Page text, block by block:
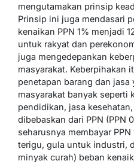
mengutamakan prinsip
Prinsip ini juga mendasari
kenaikan PPN 1% menjadi
untuk rakyat dan
juga mengedepankan
masyarakat. Keberpihakan
penetapan barang dan
masyarakat banyak seperti
pendidikan, jasa
dibebaskan dari PPN (PPN
seharusnya membayar
terigu, gula untuk industri,
minyak curah) beban